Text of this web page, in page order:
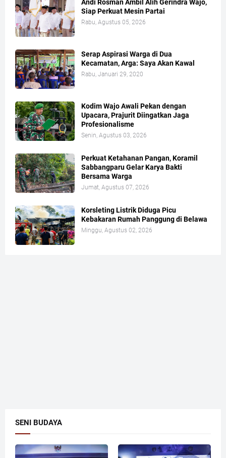
Andi Rosman Ambil Alih Gerindra Wajo,
Siap Perkuat Mesin Partai
Rabu, Agustus 05, 2026
Serap Aspirasi Warga di Dua
Kecamatan, Arga: Saya Akan Kawal
Rabu, Januari 29, 2020
Kodim Wajo Awali Pekan dengan
Upacara, Prajurit Diingatkan Jaga
Profesionalisme
Senin, Agustus 03, 2026
Perkuat Ketahanan Pangan, Koramil
Sabbangparu Gelar Karya Bakti
Bersama Warga
Jumat, Agustus 07, 2026
Korsleting Listrik Diduga Picu
Kebakaran Rumah Panggung di Belawa
Minggu, Agustus 02, 2026
SENI BUDAYA